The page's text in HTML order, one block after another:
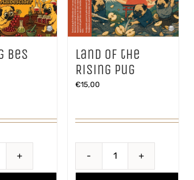
Bes
Land of the
Rising Pug
€15,00